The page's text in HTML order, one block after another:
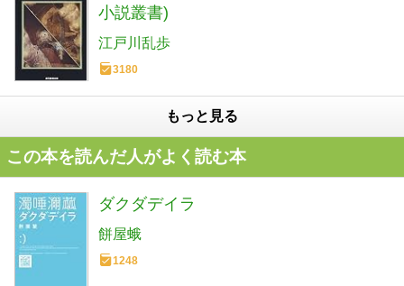
小説叢書)
江戸川乱歩
3180
もっと見る
この本を読んだ人がよく読む本
ダクダデイラ
餅屋蛾
1248